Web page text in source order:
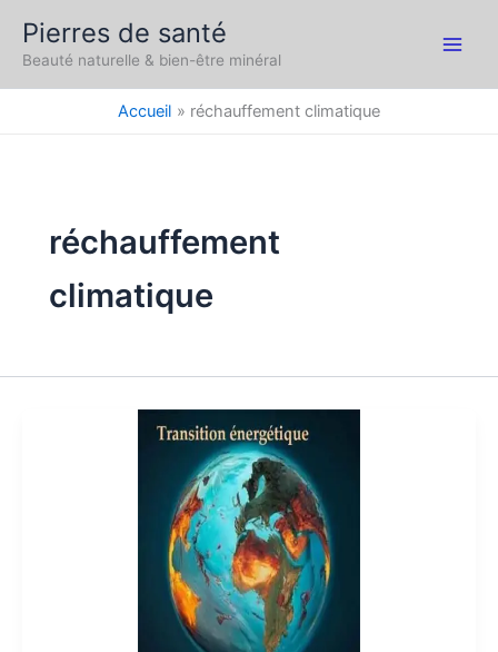
contenu
Pierres de santé
Beauté naturelle & bien-être minéral
Accueil réchauffement climatique
réchauffement
climatique